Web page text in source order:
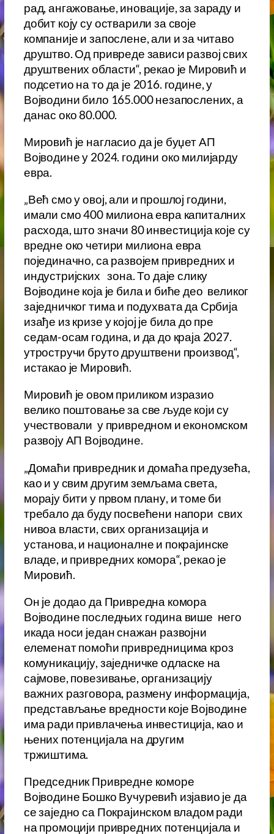
рад, ангажовање, иновације, за зараду и
добит коју су остварили за своје
компаније и запослене, али и за читаво
друштво. Од привреде зависи развој свих
друштвених области“, рекао је Мировић и
подсетио на то да је 2016. године, у
Војводини било 165.000 незапослених, а
данас око 80.000.
Мировић је нагласио да је буџет АП
Војводине у 2024. години око милијарду
евра.
„Већ смо у овој, али и прошлој години,
имали смо 400 милиона евра капиталних
расхода, што значи 80 инвестиција које су
вредне око четири милиона евра
појединачно, са развојем привредних и
индустријских зона. То даје слику
Војводине која је била и биће део великог
заједничког тима и подухвата да Србија
изађе из кризе у којој је била до пре
седам-осам година, и да до краја 2027.
утростручи бруто друштвени производ“,
истакао је Мировић.
Мировић је овом приликом изразио
велико поштовање за све људе који су
учествовали у привредном и економском
развоју АП Војводине.
„Домаћи привредник и домаћа предузећа,
као и у свим другим земљама света,
морају бити у првом плану, и томе би
требало да буду посвећени напори свих
нивоа власти, свих организација и
установа, и националне и покрајинске
владе, и привредних комора“, рекао је
Мировић.
Он је додао да Привредна комора
Војводине последњих година више него
икада носи један снажан развојни
елеменат помоћи привредницима кроз
комуникацију, заједничке одласке на
сајмове, повезивање, организацију
важних разговора, размену информација,
представљање вредности које Војводине
има ради привлачења инвестиција, као и
њених потенцијала на другим
тржиштима.
Председник Привредне коморе
Војводине Бошко Вучуревић изјавио је да
се заједно са Покрајинском владом ради
на промоцији привредних потенцијала и